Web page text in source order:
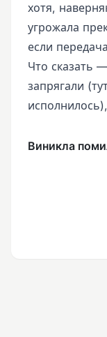
хотя,
угрожала
если
Что сказать
запрягали